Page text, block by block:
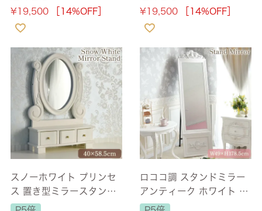
¥19,500 ［14%OFF］
¥19,500 ［14%OFF］
スノーホワイト プリンセ
ス 置き型ミラースタンド
ホワイト 幅40cm 【送料
ロココ調 スタンドミラー
アンティーク ホワイト 幅
49cm 【送料無料】